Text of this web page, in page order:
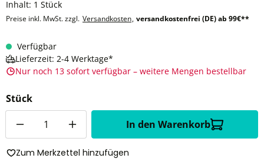
Inhalt: 1 Stück
Preise inkl. MwSt. zzgl. Versandkosten, versandkostenfrei (DE) ab 99€**
Verfügbar
Lieferzeit: 2-4 Werktage*
Nur noch 13 sofort verfügbar – weitere Mengen bestellbar
Stück
In den Warenkorb
Zum Merkzettel hinzufügen